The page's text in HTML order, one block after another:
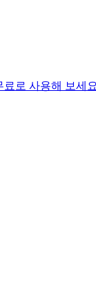
료로 사용해 보세요